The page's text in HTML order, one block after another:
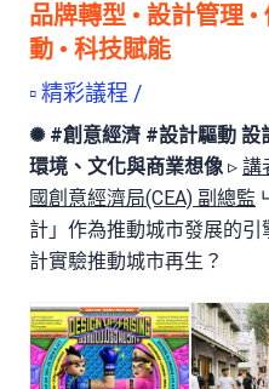
品牌轉型 • 設計管理
動 • 科技賦能
▫ 精彩議程 /
✺ #創意經濟 #設計驅動 設
環境、文化與商業想像 ▹ 講
國創意經濟局(CEA) 副總監
計」作為推動城市發展的
計實驗推動城市再生？